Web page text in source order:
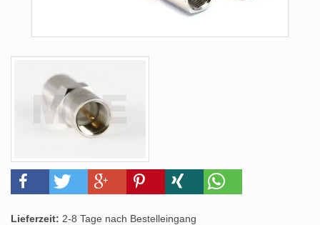
Lieferzeit: 2-8 Tage nach Bestelleingang